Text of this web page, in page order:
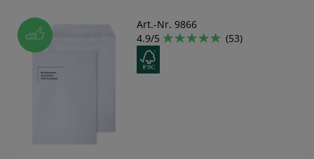
Art.-Nr. 9866
4.9/5
(53)